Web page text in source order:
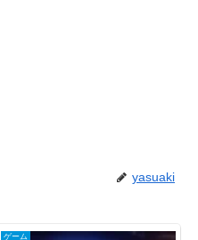
yasuaki
ゲーム